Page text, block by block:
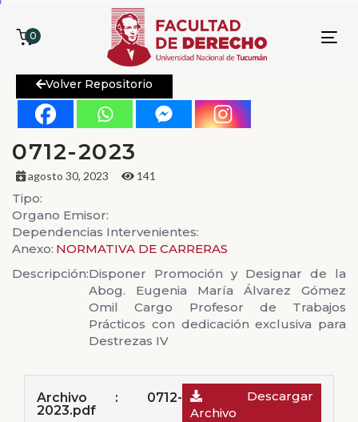
0
Volver Repositorio
0712-2023
agosto 30, 2023 141
Tipo:
Organo Emisor:
Dependencias Intervenientes:
Anexo: NORMATIVA DE CARRERAS
Descripción:Disponer Promoción y Designar de la
Abog. Eugenia María Álvarez Gómez
Omil Cargo Profesor de Trabajos
Prácticos con dedicación exclusiva para
Destrezas IV
Archivo : 0712-
2023.pdf
Descargar
Archivo